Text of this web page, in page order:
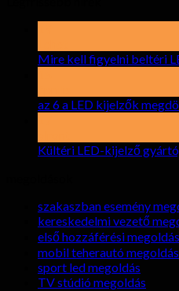
Mire kell figyelni beltéri
az 6 a LED kijelzők
Kültéri LED-kijelző
szakaszban esemény
kereskedelmi vezető
első hozzáférési megoldás
mobil teherautó megoldás
sport led megoldás
TV stúdió megoldás